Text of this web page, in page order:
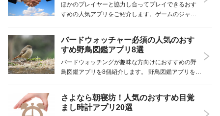
ほかのプレイヤーと協力し合ってプレイできるおす
すめの人気アプリをご紹介します。ゲームのジャン
んなでプレイしたい人が楽しめるアプリばかりです
よ！参考…
バードウォッチャー必須の人気のおす
すめ野鳥図鑑アプリ8選
バードウォッチングが趣味な方向けにおすすめの野
鳥図鑑アプリを8個紹介します。 野鳥図鑑アプリを活
ぐに調べることが可能です。野鳥について詳しく知
りたい方はぜひ野鳥図鑑アプリをインストールして
みては…
さよなら朝寝坊！人気のおすすめ目覚
まし時計アプリ20選